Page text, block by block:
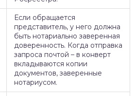
Если обращается
представитель, у него должна
быть нотариально заверенная
доверенность. Когда отправка
запроса почтой – в конверт
вкладываются копии
документов, заверенные
нотариусом.